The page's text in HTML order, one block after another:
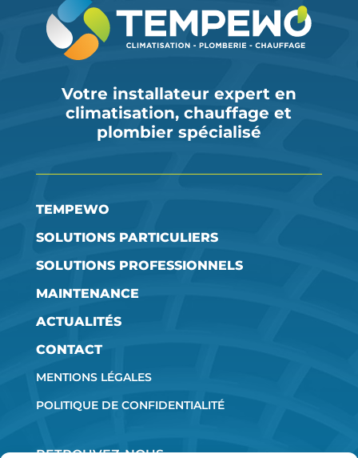
Votre installateur expert en
climatisation, chauffage et
plombier spécialisé
TEMPEWO
SOLUTIONS PARTICULIERS
SOLUTIONS PROFESSIONNELS
MAINTENANCE
ACTUALITÉS
CONTACT
MENTIONS LÉGALES
POLITIQUE DE CONFIDENTIALITÉ
RETROUVEZ-NOUS